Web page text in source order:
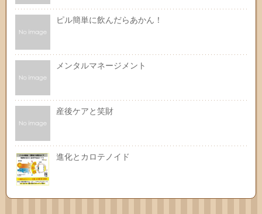
ピル簡単に飲んだらあかん！
メンタルマネージメント
産後ケアと笑財
進化とカロテノイド